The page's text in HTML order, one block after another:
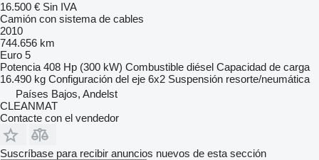
16.500 € Sin IVA
Camión con sistema de cables
2010
744.656 km
Euro 5
Potencia 408 Hp (300 kW) Combustible diésel Capacidad de carga
16.490 kg Configuración del eje 6x2 Suspensión resorte/neumática
Países Bajos, Andelst
CLEANMAT
Contacte con el vendedor
Suscríbase para recibir anuncios nuevos de esta sección